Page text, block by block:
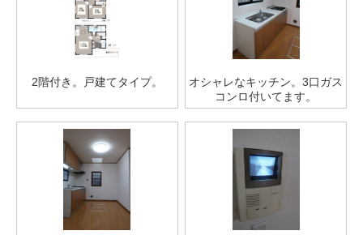
2階付き。戸建てタイプ。
オシャレなキッチン。3口ガス
コンロ付いてます。